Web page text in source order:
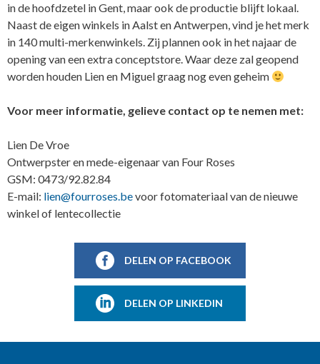
in de hoofdzetel in Gent, maar ook de productie blijft lokaal.
Naast de eigen winkels in Aalst en Antwerpen, vind je het merk
in 140 multi-merkenwinkels. Zij plannen ook in het najaar de
opening van een extra conceptstore. Waar deze zal geopend
worden houden Lien en Miguel graag nog even geheim
Voor meer informatie, gelieve contact op te nemen met:
Lien De Vroe
Ontwerpster en mede-eigenaar van Four Roses
GSM: 0473/92.82.84
E-mail: lien@fourroses.bevoor fotomateriaal van de nieuwe
winkel of lentecollectie
DELEN OP FACEBOOK
DELEN OP LINKEDIN